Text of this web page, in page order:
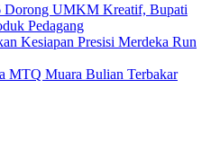
Dorong UMKM Kreatif, Bupati
Pedagang
Kesiapan Presisi Merdeka Run
MTQ Muara Bulian Terbakar